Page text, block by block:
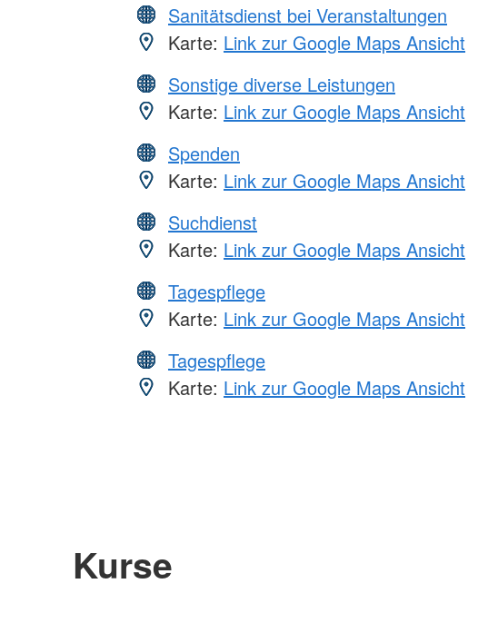
Sanitätsdienst bei Veranstaltungen
Karte: Link zur Google Maps Ansicht
Sonstige diverse Leistungen
Karte: Link zur Google Maps Ansicht
Spenden
Karte: Link zur Google Maps Ansicht
Suchdienst
Karte: Link zur Google Maps Ansicht
Tagespflege
Karte: Link zur Google Maps Ansicht
Tagespflege
Karte: Link zur Google Maps Ansicht
Kurse